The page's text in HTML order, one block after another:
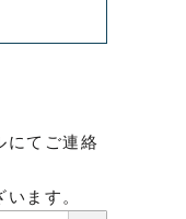
にてご連絡
ます。